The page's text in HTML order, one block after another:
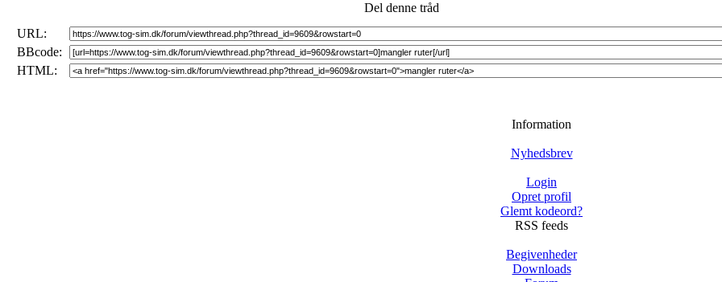
Del denne tråd
URL:
BBcode:
HTML:
Information
Nyhedsbrev
Login
Opret profil
Glemt kodeord?
RSS feeds
Begivenheder
Downloads